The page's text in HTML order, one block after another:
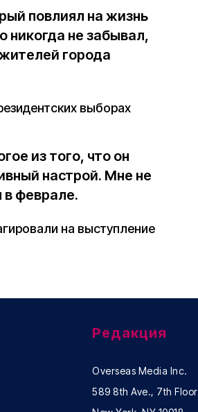
повлиял на жизнь
никогда не забывал,
города
выборах
из того, что он
настрой. Мне не
в феврале.
на выступление
Редакция
Overseas Media Inc.
589 8th Ave., 7th Floor